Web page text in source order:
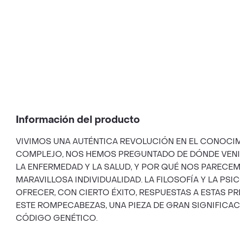
Información del producto
VIVIMOS UNA AUTÉNTICA REVOLUCIÓN EN EL
COMPLEJO, NOS HEMOS PREGUNTADO DE DÓNDE
LA ENFERMEDAD Y LA SALUD, Y POR QUÉ NOS
MARAVILLOSA INDIVIDUALIDAD. LA FILOSOFÍA Y LA
OFRECER, CON CIERTO ÉXITO, RESPUESTAS A ESTAS
ESTE ROMPECABEZAS, UNA PIEZA DE GRAN
CÓDIGO GENÉTICO.